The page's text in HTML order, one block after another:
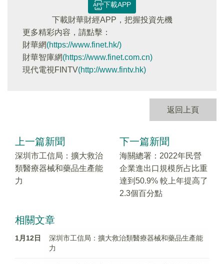
下載APP
下載財華財經APP，把握投資先機
更多精彩内容，請點擊：
財華網(https://www.finet.hk/)
財華智庫網(https://www.finet.com.cn)
現代電視FINTV(http://www.fintv.hk)
返回上頁
上一篇新聞
深圳市工信局：擴大救治
類醫療器械和藥品生產能
力
下一篇新聞
海關總署：2022年民營
企業進出口規模所占比重
達到50.9% 較上年提高了
2.3個百分點
相關文章
1月12日
深圳市工信局：擴大救治類醫療器械和藥品生產能
力